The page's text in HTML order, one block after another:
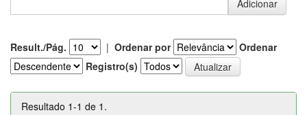
Result./Pág. | Ordenar por
Ordenar
Registro(s)
Resultado 1-1 de 1.